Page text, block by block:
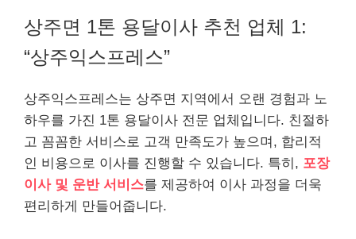
상주면 1톤 용달이사 추천 업체 1:
“상주익스프레스”
상주익스프레스는 상주면 지역에서 오랜 경험과 노
하우를 가진 1톤 용달이사 전문 업체입니다. 친절하
고 꼼꼼한 서비스로 고객 만족도가 높으며, 합리적
인 비용으로 이사를 진행할 수 있습니다. 특히, 포장
이사 및 운반 서비스를 제공하여 이사 과정을 더욱
편리하게 만들어줍니다.